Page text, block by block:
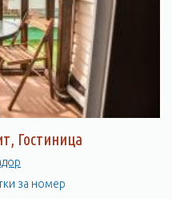
Гостиница
за номер